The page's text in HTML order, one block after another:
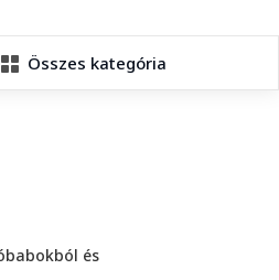
Összes kategória
és